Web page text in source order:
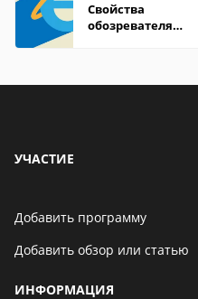
Свойства
обозревателя
УЧАСТИЕ
Добавить программу
Добавить обзор или статью
ИНФОРМАЦИЯ